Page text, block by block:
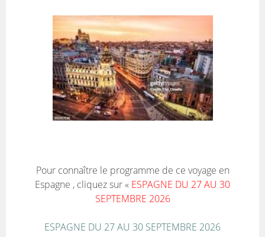
Pour connaître le programme de ce voyage en
Espagne , cliquez sur « ESPAGNE DU 27 AU 30
SEPTEMBRE 2026
ESPAGNE DU 27 AU 30 SEPTEMBRE 2026